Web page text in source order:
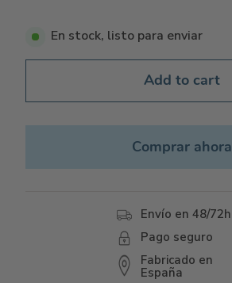
En stock, listo para enviar
Add to cart
Comprar ahora
Envío en 48/72h
Pago seguro
Fabricado en
España